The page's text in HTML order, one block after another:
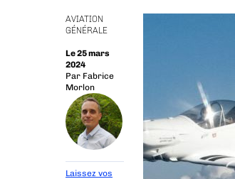
AVIATION
GÉNÉRALE
Le 25 mars
2024
Par Fabrice
Morlon
Laissez vos